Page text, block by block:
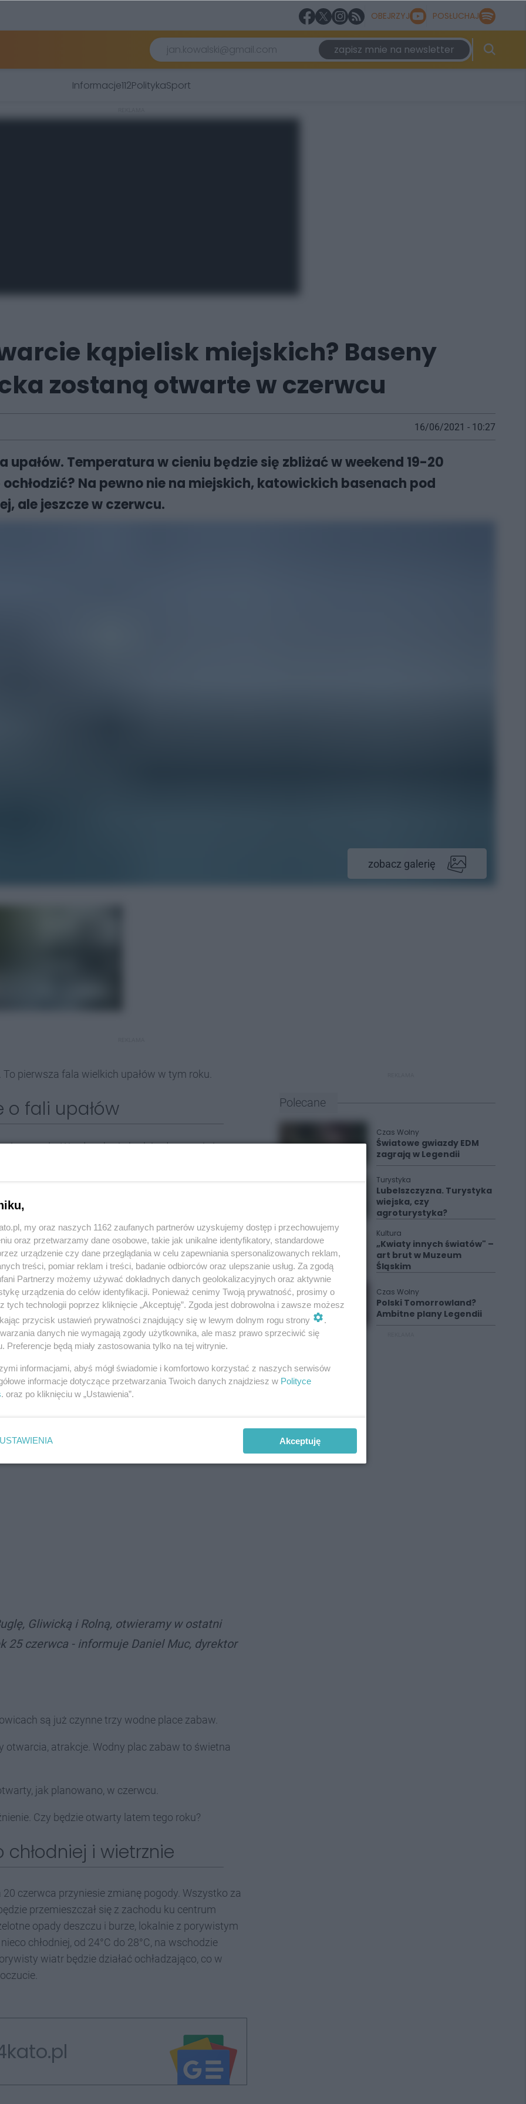
OBEJRZYJ POSŁUCHAJ
zapisz mnie na newsletter
Informacje112PolitykaSport
kąpielisk miejskich? Baseny
zostaną otwarte w czerwcu
16/06/2021 - 10:27
Temperatura w cieniu będzie się zbliżać w weekend 19-20
ochłodzić? Na pewno nie na miejskich, katowickich basenach pod
ale jeszcze w czerwcu.
zobacz galerię
pierwsza fala wielkich upałów w tym roku.
fali upałów
pogodę. W całym kraju będzie słonecznie i
do 29°C, jedynie nad samym morzem i w
do 23°C.
będą od 27°C do 33°C, a jedynie nad
Wiać będzie umiarkowany wiatr, co przy upalnej
choć na zachodzie i południu okresami
przelotny deszcz, a nawet zagrzmi. Wciąż
i w górach od 23°C do 26°C. W czasie burz wiać
pod chmurką?
zażyć trochę relaksu, popluskać się w
basenach pod chmurką.
Gliwicką i Rolną, otwieramy w ostatni
25 czerwca - informuje Daniel Muc, dyrektor
są już czynne trzy wodne place zabaw.
otwarcia, atrakcje. Wodny plac zabaw to świetna
jak planowano, w czerwcu.
Czy będzie otwarty latem tego roku?
i wietrznie
czerwca przyniesie zmianę pogody. Wszystko za
przemieszczał się z zachodu ku centrum
opady deszczu i burze, lokalnie z porywistym
chłodniej, od 24°C do 28°C, na wschodzie
wiatr będzie działać ochładzająco, co w
Polecane
Czas Wolny
Światowe gwiazdy EDM
zagrają w Legendii
Turystyka
Lubelszczyzna. Turystyka
wiejska, czy
agroturystyka?
Kultura
„Kwiaty innych światów" –
art brut w Muzeum
Śląskim
Czas Wolny
Polski Tomorrowland?
Ambitne plany Legendii
my oraz naszych 1162 zaufanych partnerów uzyskujemy dostęp i przechowujemy
oraz przetwarzamy dane osobowe, takie jak unikalne identyfikatory, standardowe
urządzenie czy dane przeglądania w celu zapewniania spersonalizowanych reklam,
treści, pomiar reklam i treści, badanie odbiorców oraz ulepszanie usług. Za zgodą
Partnerzy możemy używać dokładnych danych geolokalizacyjnych oraz aktywnie
urządzenia do celów identyfikacji. Ponieważ cenimy Twoją prywatność, prosimy o
tych technologii poprzez kliknięcie „Akceptuję”. Zgoda jest dobrowolna i zawsze możesz
przycisk ustawień prywatności znajdujący się w lewym dolnym rogu strony
.
danych nie wymagają zgody użytkownika, ale masz prawo sprzeciwić się
Preferencje będą miały zastosowania tylko na tej witrynie.
informacjami, abyś mógł świadomie i komfortowo korzystać z naszych serwisów
informacje dotyczące przetwarzania Twoich danych znajdziesz w Polityce
. oraz po kliknięciu w „Ustawienia”.
USTAWIENIA Akceptuję